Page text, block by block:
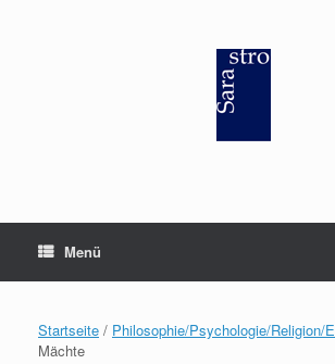
Menü
Startseite / Philosophie/Psychologie/Religion/
Mächte